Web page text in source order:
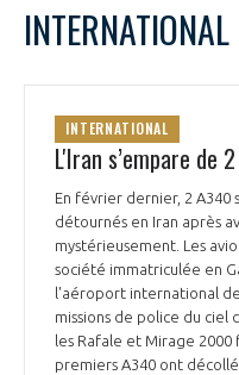
INTERNATIONAL
INTERNATIONAL
L'Iran s’empare de
En février dernier, 2
détournés en Iran après
mystérieusement. Les
société immatriculée en
l'aéroport international
missions de police du ciel
les Rafale et Mirage 2000
premiers A340 ont